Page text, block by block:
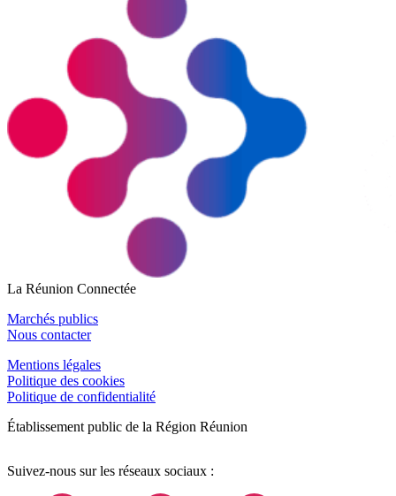
La Réunion Connectée
Marchés publics
Nous contacter
Mentions légales
Politique des cookies
Politique de confidentialité
Établissement public de la Région Réunion
Suivez-nous sur les réseaux sociaux :